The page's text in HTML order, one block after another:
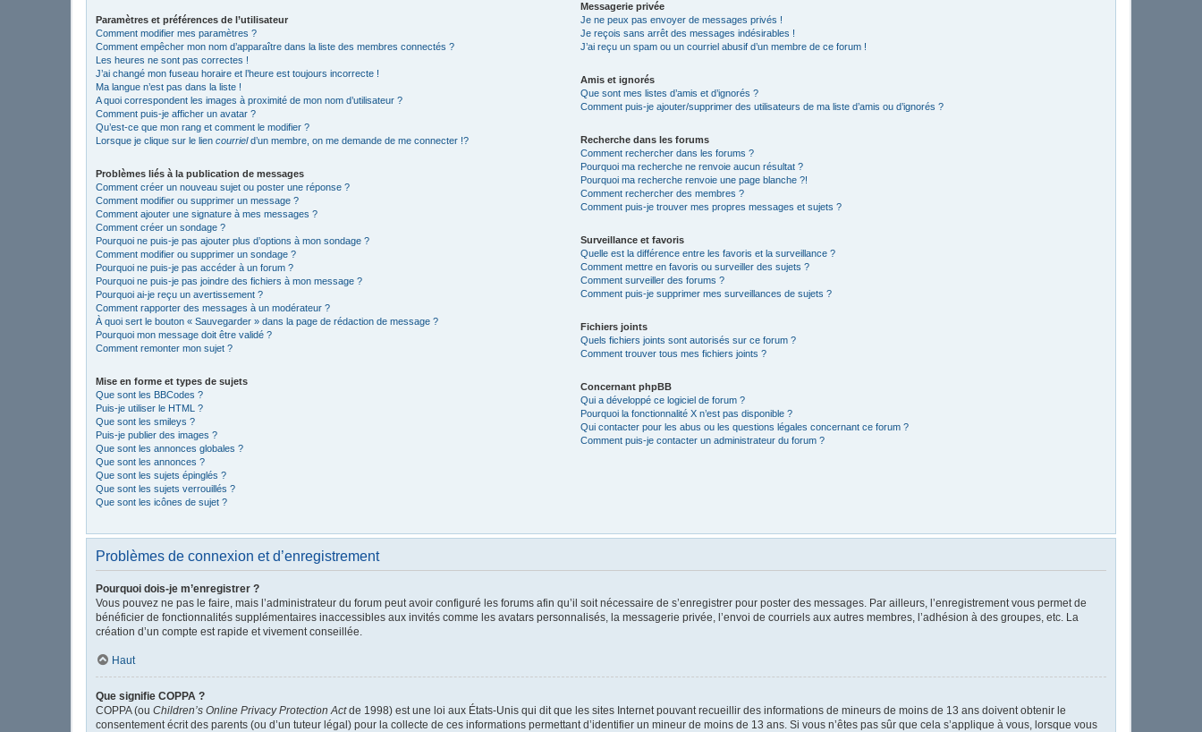
Paramètres et préférences de l’utilisateur
Comment modifier mes paramètres ?
Comment empêcher mon nom d’apparaître dans la liste des membres connectés ?
Les heures ne sont pas correctes !
J’ai changé mon fuseau horaire et l’heure est toujours incorrecte !
Ma langue n’est pas dans la liste !
A quoi correspondent les images à proximité de mon nom d’utilisateur ?
Comment puis-je afficher un avatar ?
Qu’est-ce que mon rang et comment le modifier ?
Lorsque je clique sur le lien courrield’un membre, on me demande de me connecter !?
Problèmes liés à la publication de messages
Comment créer un nouveau sujet ou poster une réponse ?
Comment modifier ou supprimer un message ?
Comment ajouter une signature à mes messages ?
Comment créer un sondage ?
Pourquoi ne puis-je pas ajouter plus d’options à mon sondage ?
Comment modifier ou supprimer un sondage ?
Pourquoi ne puis-je pas accéder à un forum ?
Pourquoi ne puis-je pas joindre des fichiers à mon message ?
Pourquoi ai-je reçu un avertissement ?
Comment rapporter des messages à un modérateur ?
À quoi sert le bouton « Sauvegarder » dans la page de rédaction de message ?
Pourquoi mon message doit être validé ?
Comment remonter mon sujet ?
Mise en forme et types de sujets
Que sont les BBCodes ?
Puis-je utiliser le HTML ?
Que sont les smileys ?
Puis-je publier des images ?
Que sont les annonces globales ?
Que sont les annonces ?
Que sont les sujets épinglés ?
Que sont les sujets verrouillés ?
Que sont les icônes de sujet ?
Messagerie privée
Je ne peux pas envoyer de messages privés !
Je reçois sans arrêt des messages indésirables !
J’ai reçu un spam ou un courriel abusif d’un membre de ce forum !
Amis et ignorés
Que sont mes listes d’amis et d’ignorés ?
Comment puis-je ajouter/supprimer des utilisateurs de ma liste d’amis ou d’ignorés ?
Recherche dans les forums
Comment rechercher dans les forums ?
Pourquoi ma recherche ne renvoie aucun résultat ?
Pourquoi ma recherche renvoie une page blanche ?!
Comment rechercher des membres ?
Comment puis-je trouver mes propres messages et sujets ?
Surveillance et favoris
Quelle est la différence entre les favoris et la surveillance ?
Comment mettre en favoris ou surveiller des sujets ?
Comment surveiller des forums ?
Comment puis-je supprimer mes surveillances de sujets ?
Fichiers joints
Quels fichiers joints sont autorisés sur ce forum ?
Comment trouver tous mes fichiers joints ?
Concernant phpBB
Qui a développé ce logiciel de forum ?
Pourquoi la fonctionnalité X n’est pas disponible ?
Qui contacter pour les abus ou les questions légales concernant ce forum ?
Comment puis-je contacter un administrateur du forum ?
Problèmes de connexion et d’enregistrement
Pourquoi dois-je m’enregistrer ?
Vous pouvez ne pas le faire, mais l’administrateur du forum peut avoir configuré les forums afin qu’il soit nécessaire de s’enregistrer pour poster des messages. Par ailleurs, l’enregistrement vous permet de
bénéficier de fonctionnalités supplémentaires inaccessibles aux invités comme les avatars personnalisés, la messagerie privée, l’envoi de courriels aux autres membres, l’adhésion à des groupes, etc. La
création d’un compte est rapide et vivement conseillée.
Haut
Que signifie COPPA ?
COPPA (ou Children’s Online Privacy Protection Actde 1998) est une loi aux États-Unis qui dit que les sites Internet pouvant recueillir des informations de mineurs de moins de 13 ans doivent obtenir le
consentement écrit des parents (ou d’un tuteur légal) pour la collecte de ces informations permettant d’identifier un mineur de moins de 13 ans. Si vous n’êtes pas sûr que cela s’applique à vous, lorsque vous